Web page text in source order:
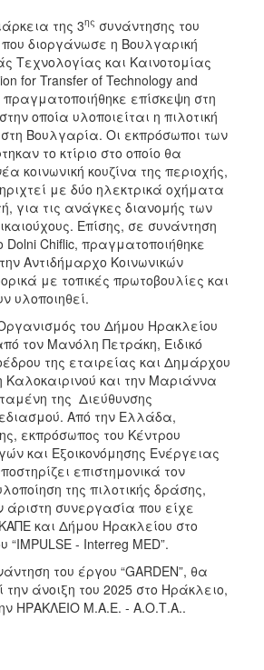
της 3ης συνάντησης του
που διοργάνωσε η Βουλγαρική
Τεχνολογίας και Καινοτομίας
for Transfer of Technology and
πραγματοποιήθηκε επίσκεψη στη
οποία υλοποιείται η πιλοτική
Βουλγαρία. Οι εκπρόσωποι των
το κτίριο στο οποίο θα
κοινωνική κουζίνα της περιοχής,
με δύο ηλεκτρικά οχήματα
για τις ανάγκες διανομής των
Επίσης, σε συνάντηση
Dolni Chiflic, πραγματοποιήθηκε
Αντιδήμαρχο Κοινωνικών
με τοπικές πρωτοβουλίες και
υλοποιηθεί.
του Δήμου Ηρακλείου
τον Μανόλη Πετράκη, Ειδικό
της εταιρείας και Δημάρχου
και την Μαριάννα
της Διεύθυνσης
Από την Ελλάδα,
εκπρόσωπος του Κέντρου
και Εξοικονόμησης Ενέργειας
επιστημονικά τον
της πιλοτικής δράσης,
άριστη συνεργασία που είχε
και Δήμου Ηρακλείου στο
“IMPULSE - Interreg MED”.
του έργου “GARDEN”, θα
άνοιξη του 2025 στο Ηράκλειο,
ΗΡΑΚΛΕΙΟ Μ.Α.Ε. - Α.Ο.Τ.Α..